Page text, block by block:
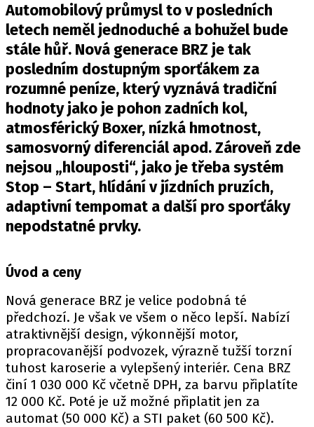
OSTATNÍ
TISKOVKY
ROZHOVORY
DAKAR
Z DOMOVA
ZE SVĚTA
MOTORSPORT
PIT LANE
ČEŠI V AKCI
FIA CEZ & POHÁRY
SLEDUJTE NÁS NA |
Máte příběh, fotku nebo video?
Pošlete e-mail na autoroad.cz
ETICKÝ KODEX
Automobilový průmysl to v posledních
letech neměl jednoduché a bohužel bude
stále hůř. Nová generace BRZ je tak
posledním dostupným sporťákem za
rozumné peníze, který vyznává tradiční
hodnoty jako je pohon zadních kol,
atmosférický Boxer, nízká hmotnost,
samosvorný diferenciál apod. Zároveň zde
nejsou „hlouposti“, jako je třeba systém
Stop – Start, hlídání v jízdních pruzích,
adaptivní tempomat a další pro sporťáky
nepodstatné prvky.
Úvod a ceny
Nová generace BRZ je velice podobná té
předchozí. Je však ve všem o něco lepší. Nabízí
atraktivnější design, výkonnější motor,
propracovanější podvozek, výrazně tužší torzní
tuhost karoserie a vylepšený interiér. Cena BRZ
činí 1 030 000 Kč včetně DPH, za barvu připlatíte
12 000 Kč. Poté je už možné připlatit jen za
automat (50 000 Kč) a STI paket (60 500 Kč).